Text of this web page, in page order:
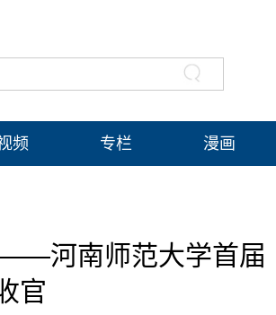
频 专栏 漫画
——河南师范大学首届
官